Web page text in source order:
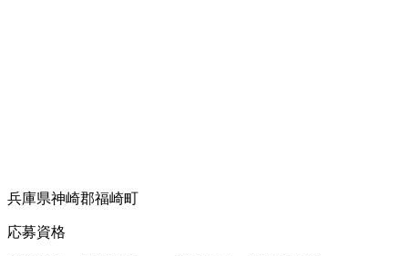
兵庫県神崎郡福崎町
応募資格